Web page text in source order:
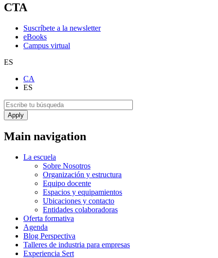
CTA
Suscríbete a la newsletter
eBooks
Campus virtual
ES
CA
ES
Main navigation
La escuela
Sobre Nosotros
Organización y estructura
Equipo docente
Espacios y equipamientos
Ubicaciones y contacto
Entidades colaboradoras
Oferta formativa
Agenda
Blog Perspectiva
Talleres de industria para empresas
Experiencia Sert